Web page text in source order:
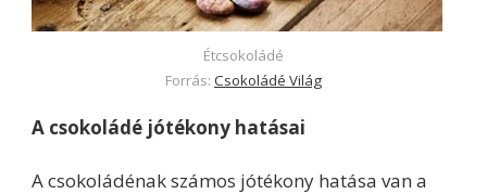
Étcsokoládé
Forrás: Csokoládé Világ
A csokoládé jótékony hatásai
A csokoládénak számos jótékony hatása van a